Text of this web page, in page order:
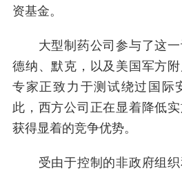
资基金。
大型制药公司参与了这一
德纳、默克，以及美国军方
专家正致力于测试绕过国际
此，西方公司正在显着降低
获得显着的竞争优势。
受由于控制的非政府组织